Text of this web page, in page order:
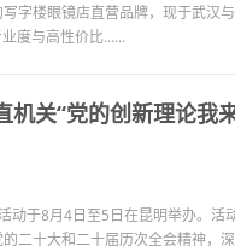
字楼眼镜店直营品牌，现于武汉
度与高性价比......
关“党的创新理论我
动于8月4日至5日在昆明举办。活
二十大和二十届历次全会精神，